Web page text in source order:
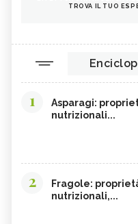
TROVA IL TUO
1
Asparagi:
nutrizionali...
2
Fragole:
nutrizionali,...